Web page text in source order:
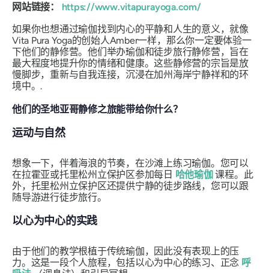
网站链接：
https://www.vitapurayoga.com/
如果你也想通过瑜伽找到内心的平静和人生的意义，就像
Vita Pura Yoga的创始人Amber一样，那么你一定要体验一
下他们的静修营。他们举办瑜伽和徒步旅行静修营，旨在
最大程度地提升你的情绪和健康。这些静修营的宗旨是放
慢脚步，重新与自我连接，沉浸在加州海岸宁静祥和的环
境中。.
他们的圣地亚哥静修之旅能带给你什么？
运动与自然
想象一下，伴着海浪的节奏，在沙滩上练习瑜伽。您可以
在拉霍亚或托里松州立保护区参加每日 哈他瑜伽课程。此
外，托里松州立保护区还提供宁静的徒步路线，您可以跟
随导游进行徒步旅行。
以心为中心的实践
由于他们的教学根植于传统瑜伽，因此没有表现上的压
力。这是一段个人旅程，包括以心为中心的练习、正念 呼